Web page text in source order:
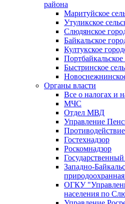
района
Маритуйское
Утуликское
Слюдянское
Байкальское
Култукское
Портбайкальское
Быстринское
Органы власти
Все о налогах и
МЧС
Отдел МВД
Управление
Гостехнадзор
Роскомнадзор
Западно-
ОГКУ
населения по